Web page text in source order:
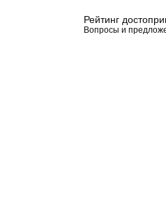
Рейтинг
Вопросы и